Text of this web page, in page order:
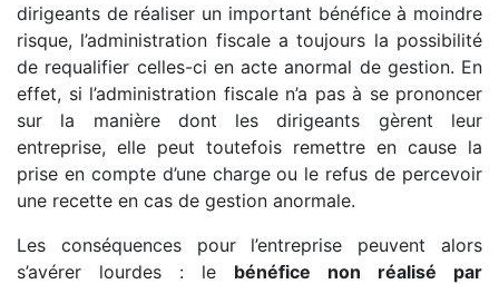
dirigeants de réaliser un important bénéfice à moindre
risque, l’administration fiscale a toujours la possibilité
de requalifier celles-ci en acte anormal de gestion. En
effet, si l’administration fiscale n’a pas à se prononcer
sur la manière dont les dirigeants gèrent leur
entreprise, elle peut toutefois remettre en cause la
prise en compte d’une charge ou le refus de percevoir
une recette en cas de gestion anormale.
Les conséquences pour l’entreprise peuvent alors
s’avérer lourdes : le bénéfice non réalisé par